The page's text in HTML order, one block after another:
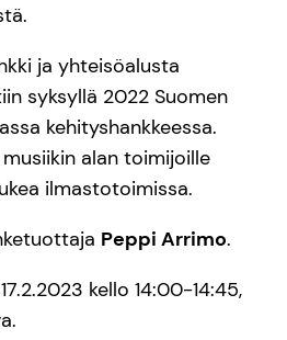
ja yhteisöalusta
syksyllä 2022 Suomen
kehityshankkeessa.
alan toimijoille
ilmastotoimissa.
Peppi Arrimo.
kello 14:00-14:45,